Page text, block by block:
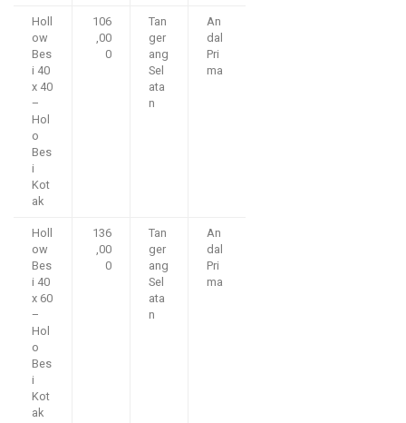
Holl
ow
Bes
i 40
x 40
–
Hol
o
Bes
i
Kot
ak
106
,00
0
Tan
ger
ang
Sel
ata
n
An
dal
Pri
ma
Holl
ow
Bes
i 40
x 60
–
Hol
o
Bes
i
Kot
ak
136
,00
0
Tan
ger
ang
Sel
ata
n
An
dal
Pri
ma